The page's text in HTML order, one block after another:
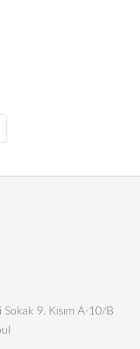
9. Kısım A-10/B